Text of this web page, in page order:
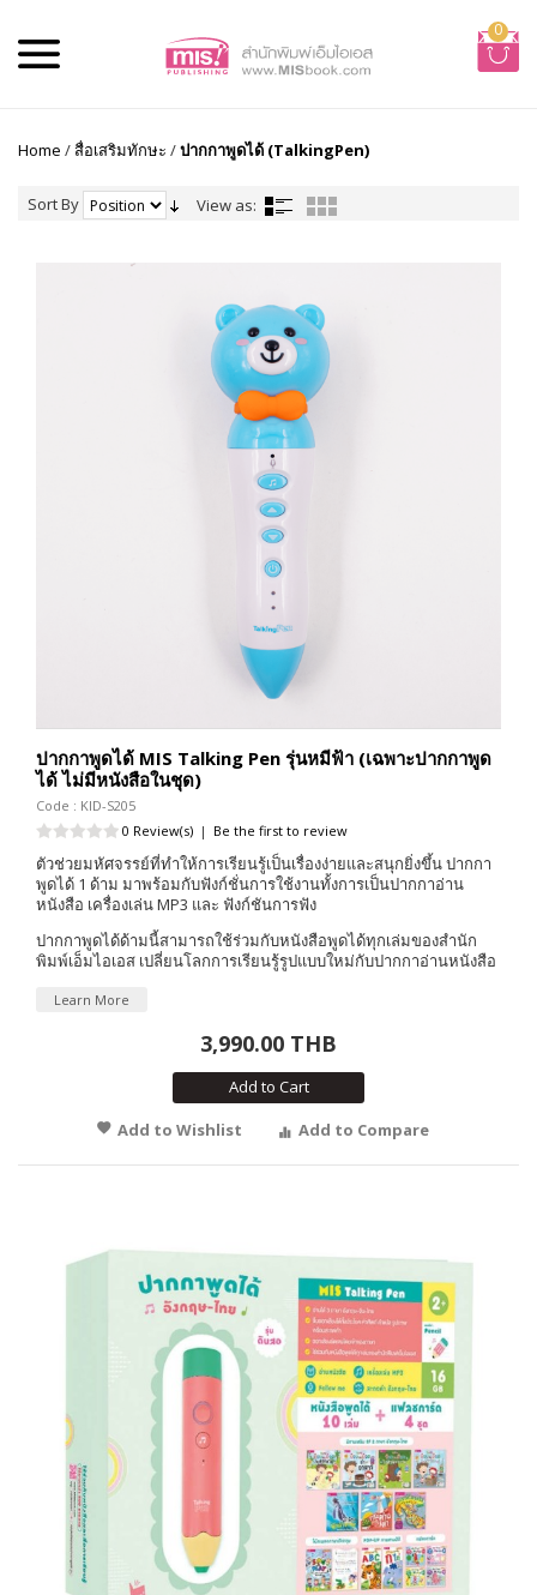
0
Home /สื่อเสริมทักษะ /ปากกาพูดได้ (TalkingPen)
Sort By View as:
ปากกาพูดได้ MIS Talking Pen รุ่นหมีฟ้า (เฉพาะปากกาพูด
ได้ ไม่มีหนังสือในชุด)
Code : KID-S205
0 Review(s) | Be the first to review
ตัวช่วยมหัศจรรย์ที่ทำให้การเรียนรู้เป็นเรื่องง่ายและสนุกยิ่งขึ้น ปากกา
พูดได้ 1 ด้าม มาพร้อมกับฟังก์ชั่นการใช้งานทั้งการเป็นปากกาอ่าน
หนังสือ เครื่องเล่น MP3 และ ฟังก์ชันการฟัง
ปากกาพูดได้ด้ามนี้สามารถใช้ร่วมกับหนังสือพูดได้ทุกเล่มของสำนัก
พิมพ์เอ็มไอเอส เปลี่ยนโลกการเรียนรู้รูปแบบใหม่กับปากกาอ่านหนังสือ
Learn More
3,990.00 THB
Add to Cart
Add to Wishlist
Add to Compare